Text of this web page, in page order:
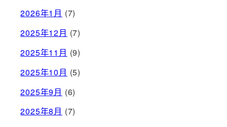
2026年1月 (7)
2025年12月 (7)
2025年11月 (9)
2025年10月 (5)
2025年9月 (6)
2025年8月 (7)